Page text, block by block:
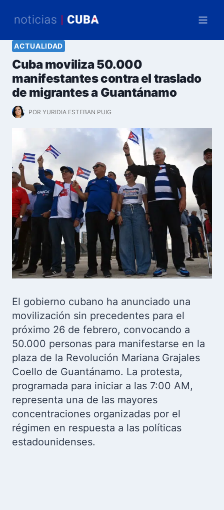
ACTUALIDAD
Cuba moviliza 50.000
manifestantes contra el traslado
de migrantes a Guantánamo
POR YURIDIA ESTEBAN PUIG
El gobierno cubano ha anunciado una
movilización sin precedentes para el
próximo 26 de febrero, convocando a
50.000 personas para manifestarse en la
plaza de la Revolución Mariana Grajales
Coello de Guantánamo. La protesta,
programada para iniciar a las 7:00 AM,
representa una de las mayores
concentraciones organizadas por el
régimen en respuesta a las políticas
estadounidenses.